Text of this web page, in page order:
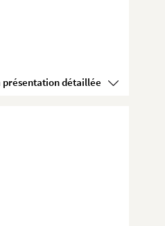
Voir la présentation détaillée